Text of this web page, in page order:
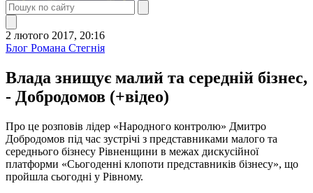
2 лютого 2017, 20:16
Блог Романа Стегнія
Влада знищує малий та середній бізнес,
- Добродомов (+відео)
Про це розповів лідер «Народного контролю» Дмитро
Добродомов під час зустрічі з представниками малого та
середнього бізнесу Рівненщини в межах дискусійної
платформи «Сьогоденні клопоти представників бізнесу», що
пройшла сьогодні у Рівному.